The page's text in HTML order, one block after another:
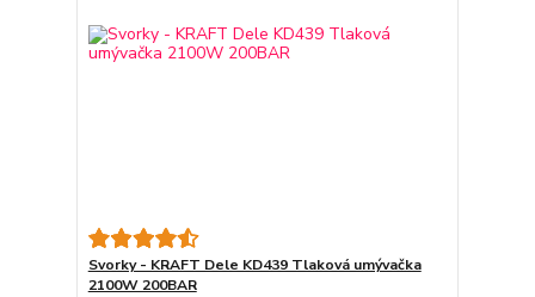
Svorky - KRAFT Dele KD439 Tlaková umývačka
2100W 200BAR